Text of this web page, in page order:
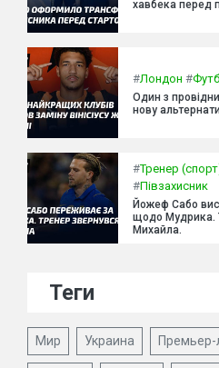
хавбека перед
#Лондон #
Один з
нову
#Тренер
#Півзахисник
Йожеф Сабо
щодо Мудрика.
Михайла.
Теги
Мир Украина Премьер-